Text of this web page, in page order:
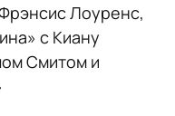
Лоуренс,
с Киану
Смитом и